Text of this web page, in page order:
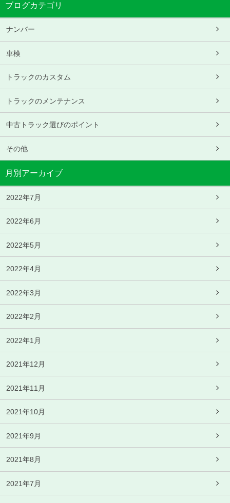
ブログカテゴリ
ナンバー
車検
トラックのカスタム
トラックのメンテナンス
中古トラック選びのポイント
その他
月別アーカイブ
2022年7月
2022年6月
2022年5月
2022年4月
2022年3月
2022年2月
2022年1月
2021年12月
2021年11月
2021年10月
2021年9月
2021年8月
2021年7月